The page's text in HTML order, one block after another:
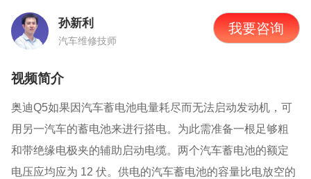
孙新利
汽车维修技师
我要咨询
视频简介
奥迪Q5如果因汽车蓄电池电量耗尽而无法启动发动机，可
用另一汽车的蓄电池来进行搭电。为此需准备一根足够粗
和带绝缘电极夹的辅助启动电缆。两个汽车蓄电池的额定
电压应均应为 12 伏。供电的汽车蓄电池的容量比电放空的